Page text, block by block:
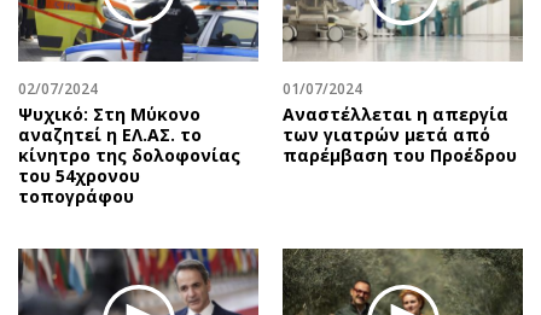
Ελλάδα
Κόσμος
Παράξενα
Πολιτισμός
Σινεμά
Θέατρο-Χορός
Εικαστικά
Βιβλίο
Συνταγές
Έξοδος
Media
Εκπομπές
Wine routes
Προσφορές
Προσωπικότητες στην ''Κ''
02/07/2024
Ψυχικό: Στη Μύκονο
αναζητεί η ΕΛ.ΑΣ. το
κίνητρο της δολοφονίας
του 54χρονου
τοπογράφου
01/07/2024
Αναστέλλεται η απεργία
των γιατρών μετά από
παρέμβαση του Προέδρου